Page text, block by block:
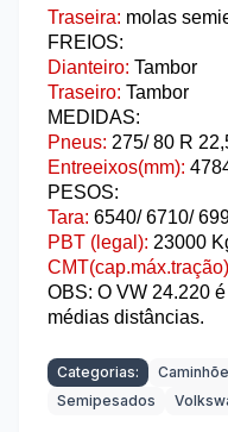
Traseira: molas
FREIOS:
Dianteiro: Tambor
Traseiro: Tambor
MEDIDAS:
Pneus: 275/ 80 R
Entreeixos(mm):
PESOS:
Tara: 6540/ 6710/
PBT (legal): 23000
OBS: O VW 24.220
médias distâncias.
Categorias:
Semipesados